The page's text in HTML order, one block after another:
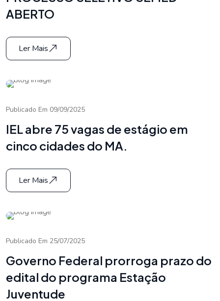
ABERTO
Ler Mais
Publicado Em 09/09/2025
IEL abre 75 vagas de estágio em
cinco cidades do MA.
Ler Mais
Publicado Em 25/07/2025
Governo Federal prorroga prazo do
edital do programa Estação
Juventude